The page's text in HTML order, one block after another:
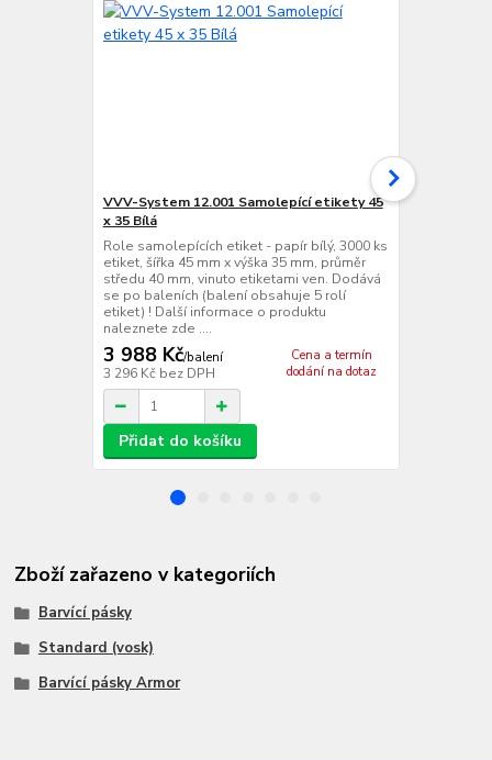
VVV-System 12.001 Samolepící etikety 45
x 35 Bílá
Role samolepících etiket - papír bílý, 3000 ks
etiket, šířka 45 mm x výška 35 mm, průměr
středu 40 mm, vinuto etiketami ven. Dodává
se po baleních (balení obsahuje 5 rolí
etiket) ! Další informace o produktu
naleznete zde ....
3 988 Kč/balení
3 296 Kč bez DPH
Cena a termín
dodání na dotaz
Přidat do košíku
Zboží zařazeno v kategoriích
Barvící pásky
Standard (vosk)
Barvící pásky Armor